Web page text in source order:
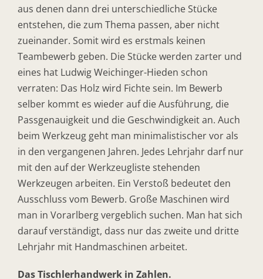
aus denen dann drei unterschiedliche Stücke
entstehen, die zum Thema passen, aber nicht
zueinander. Somit wird es erstmals keinen
Teambewerb geben. Die Stücke werden zarter und
eines hat Ludwig Weichinger-Hieden schon
verraten: Das Holz wird Fichte sein. Im Bewerb
selber kommt es wieder auf die Ausführung, die
Passgenauigkeit und die Geschwindigkeit an. Auch
beim Werkzeug geht man minimalistischer vor als
in den vergangenen Jahren. Jedes Lehrjahr darf nur
mit den auf der Werkzeugliste stehenden
Werkzeugen arbeiten. Ein Verstoß bedeutet den
Ausschluss vom Bewerb. Große Maschinen wird
man in Vorarlberg vergeblich suchen. Man hat sich
darauf verständigt, dass nur das zweite und dritte
Lehrjahr mit Handmaschinen arbeitet.
Das Tischlerhandwerk in Zahlen.